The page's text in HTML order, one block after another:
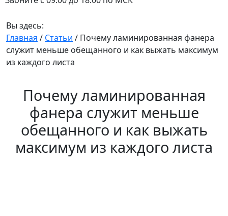
Вы здесь:
Главная / Статьи / Почему ламинированная фанера
служит меньше обещанного и как выжать максимум
из каждого листа
Почему ламинированная
фанера служит меньше
обещанного и как выжать
максимум из каждого листа